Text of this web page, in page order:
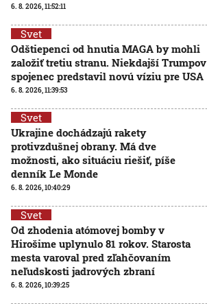
6. 8. 2026, 11:52:11
Svet
Odštiepenci od hnutia MAGA by mohli
založiť tretiu stranu. Niekdajší Trumpov
spojenec predstavil novú víziu pre USA
6. 8. 2026, 11:39:53
Svet
Ukrajine dochádzajú rakety
protivzdušnej obrany. Má dve
možnosti, ako situáciu riešiť, píše
denník Le Monde
6. 8. 2026, 10:40:29
Svet
Od zhodenia atómovej bomby v
Hirošime uplynulo 81 rokov. Starosta
mesta varoval pred zľahčovaním
neľudskosti jadrových zbraní
6. 8. 2026, 10:39:25